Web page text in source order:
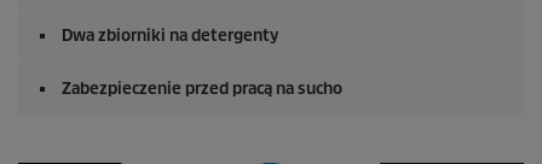
Dwa zbiorniki na detergenty
Zabezpieczenie przed pracą na sucho